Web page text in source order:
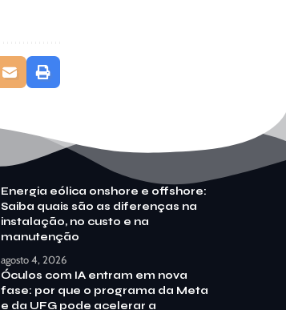
Energia eólica onshore e offshore:
Saiba quais são as diferenças na
instalação, no custo e na
manutenção
agosto 4, 2026
Óculos com IA entram em nova
fase: por que o programa da Meta
e da UFG pode acelerar a